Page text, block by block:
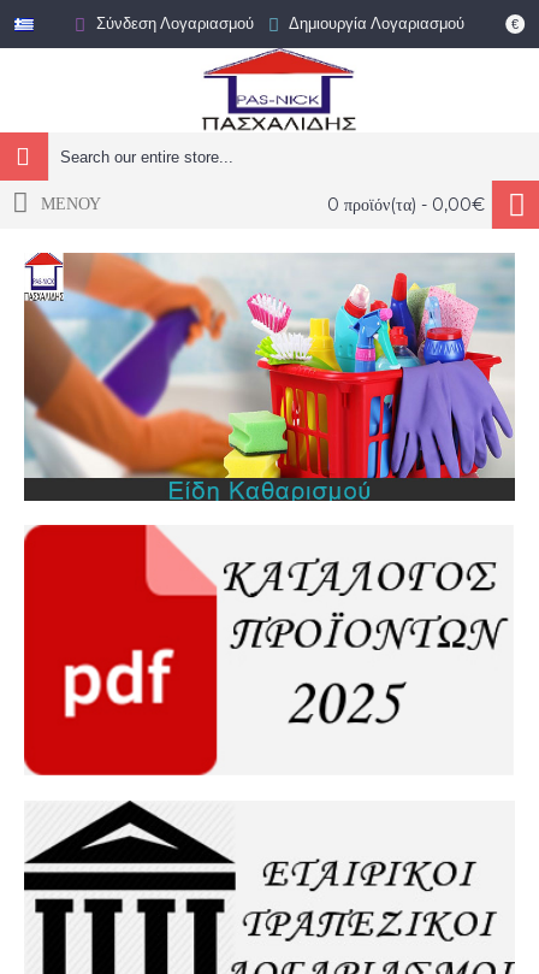
€
Σύνδεση Λογαριασμού Δημιουργία Λογαριασμού
0 προϊόν(τα) - 0,00€
ΜΕΝΟΥ